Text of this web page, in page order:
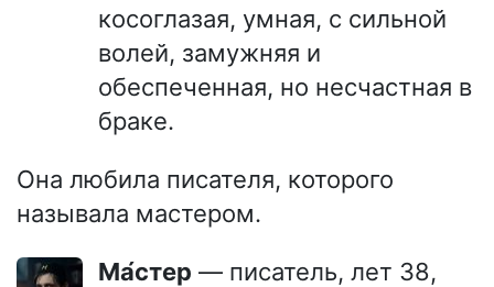
косоглазая, умная, с сильной
волей, замужняя и
обеспеченная, но несчастная в
браке.
Она любила писателя, которого
называла мастером.
Ма́стер — писатель, лет 38,